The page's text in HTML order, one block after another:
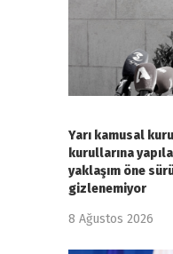
Yarı kamusal
kurullarına
yaklaşım öne
gizlenemiyor
8 Ağustos 2026